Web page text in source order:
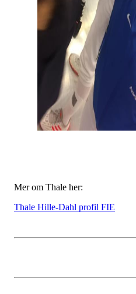
Mer om Thale her:
Thale Hille-Dahl profil FIE